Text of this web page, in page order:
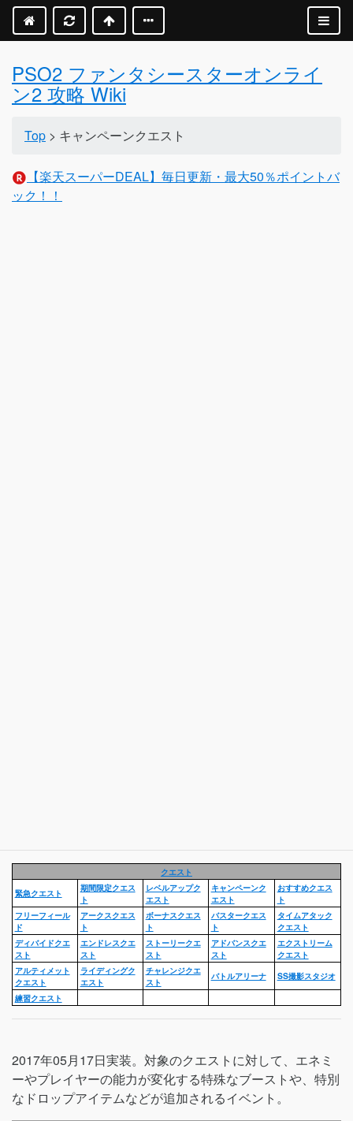
PSO2 ファンタシースターオンライ
ン2 攻略 Wiki
Top > キャンペーンクエスト
【楽天スーパーDEAL】毎日更新・最大50％ポイントバ
ック！！
クエスト
緊急クエスト
期間限定クエス
ト
レベルアップク
エスト
キャンペーンク
エスト
おすすめクエス
ト
フリーフィール
ド
アークスクエス
ト
ボーナスクエス
ト
バスタークエス
ト
タイムアタック
クエスト
ディバイドクエ
スト
エンドレスクエ
スト
ストーリークエ
スト
アドバンスクエ
スト
エクストリーム
クエスト
アルティメット
クエスト
ライディングク
エスト
チャレンジクエ
スト
バトルアリーナ
SS撮影スタジオ
練習クエスト
2017年05月17日実装。対象のクエストに対して、エネミ
ーやプレイヤーの能力が変化する特殊なブーストや、特別
なドロップアイテムなどが追加されるイベント。